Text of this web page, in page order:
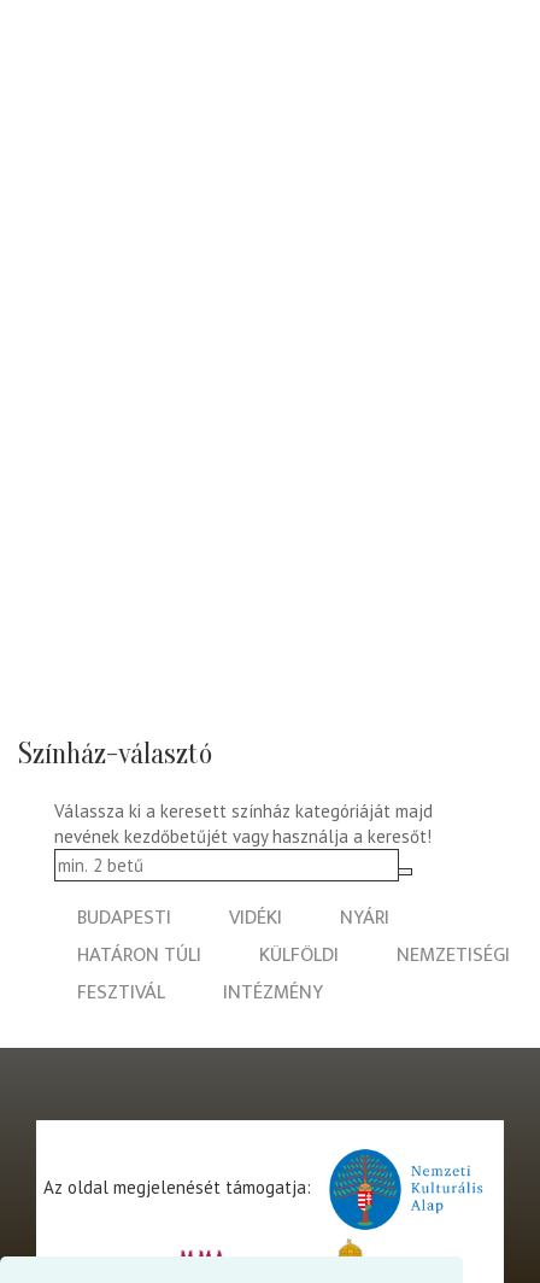
Színház-választó
Válassza ki a keresett színház kategóriáját majd
nevének kezdőbetűjét vagy használja a keresőt!
BUDAPESTI VIDÉKI
NYÁRI
HATÁRON TÚLI
KÜLFÖLDI
NEMZETISÉGI
FESZTIVÁL
INTÉZMÉNY
Az oldal megjelenését támogatja: